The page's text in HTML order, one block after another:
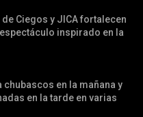
Ciegos y JICA fortalecen
inspirado en la
chubascos en la mañana y
en la tarde en varias